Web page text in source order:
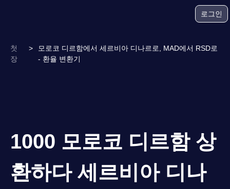
로그인
첫
장
>
모로코 디르함에서 세르비아 디나르로, MAD에서 RSD로
- 환율 변환기
1000 모로코 디르함 상
환하다 세르비아 디나